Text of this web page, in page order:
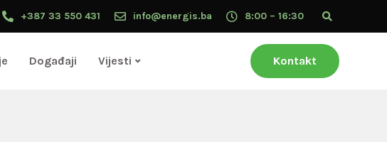
+387 33 550 431 info@energis.ba 8:00 – 16:30
Događaji Vijesti Kontakt